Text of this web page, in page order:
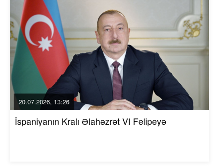
20.07.2026, 13:26
İspaniyanın Kralı Əlahəzrət VI Felipeyə